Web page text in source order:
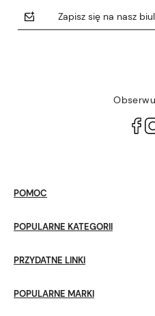
Zapisz się na nasz
POMOC
POPULARNE KATEGORII
PRZYDATNE LINKI
POPULARNE MARKI